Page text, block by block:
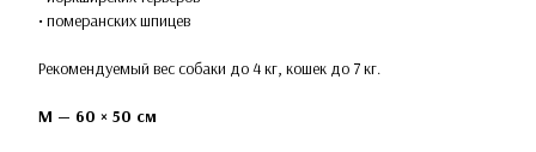
• померанских шпицев
Рекомендуемый вес собаки до 4 кг, кошек до 7 кг.
M — 60 × 50 см